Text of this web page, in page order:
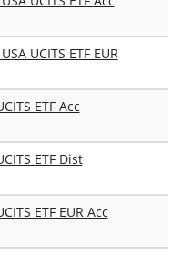
UCITS ETF EUR
ETF Acc
ETF Dist
ETF EUR Acc